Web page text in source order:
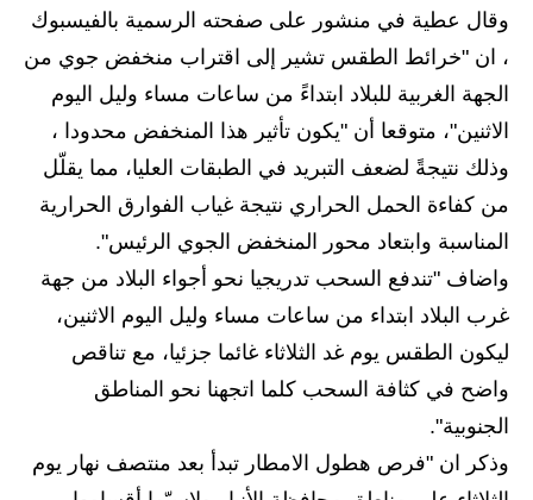
الاخبار الاقتصادية
الاخبار الرياضية
المدارس
اخبار وقرارات وزارة التربية
نتائج الامتحانات
المرحلة الابتدائية
المرحلة المتوسطة
اسئلة وزارية
وقال عطية في منشور على صفحته الرسمية بالفيسبوك
، ان "خرائط الطقس تشير إلى اقتراب منخفض جوي من
الجهة الغربية للبلاد ابتداءً من ساعات مساء وليل اليوم
الاثنين"، متوقعا أن "يكون تأثير هذا المنخفض محدودا ،
وذلك نتيجةً لضعف التبريد في الطبقات العليا، مما يقلّل
من كفاءة الحمل الحراري نتيجة غياب الفوارق الحرارية
المناسبة وابتعاد محور المنخفض الجوي الرئيس".
واضاف "تندفع السحب تدريجيا نحو أجواء البلاد من جهة
غرب البلاد ابتداء من ساعات مساء وليل اليوم الاثنين،
ليكون الطقس يوم غد الثلاثاء غائما جزئيا، مع تناقص
واضح في كثافة السحب كلما اتجهنا نحو المناطق
الجنوبية".
وذكر ان "فرص هطول الامطار تبدأ بعد منتصف نهار يوم